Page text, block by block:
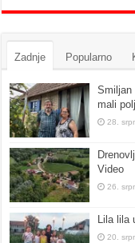
Zadnje Popularno
Smiljan
mali
28.
Video
26.
Lila lila
20.